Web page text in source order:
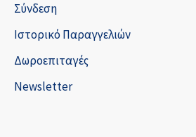
Σύνδεση
Ιστορικό Παραγγελιών
Δωροεπιταγές
Newsletter